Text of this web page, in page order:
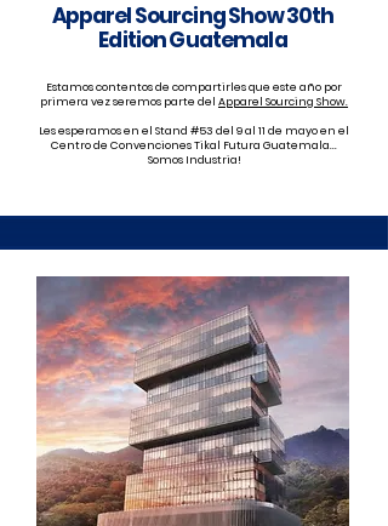
Apparel Sourcing Show 30th
Edition Guatemala
Estamos contentos de compartirles que este año por
primera vez seremos parte del Apparel Sourcing Show.
Les esperamos en el Stand #53 del 9 al 11 de mayo en el
Centro de Convenciones Tikal Futura Guatemala...
Somos Industria!